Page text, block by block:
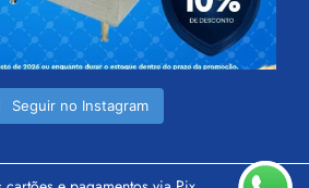
Seguir no Instagram